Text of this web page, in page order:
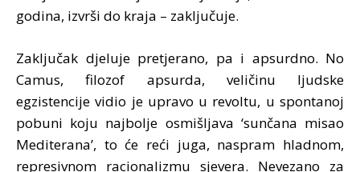
godina, izvrši do kraja – zaključuje.
Zaključak djeluje pretjerano, pa i apsurdno. No
Camus, filozof apsurda, veličinu ljudske
egzistencije vidio je upravo u revoltu, u spontanoj
pobuni koju najbolje osmišljava ‘sunčana misao
Mediterana’, to će reći juga, naspram hladnom,
represivnom racionalizmu sjevera. Nevezano za